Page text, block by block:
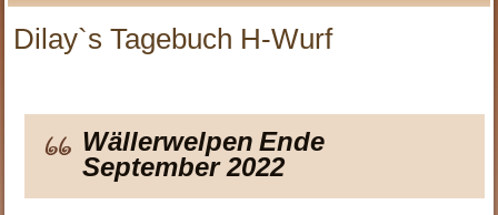
Dilay`s Tagebuch H-Wurf
Wällerwelpen Ende
September 2022